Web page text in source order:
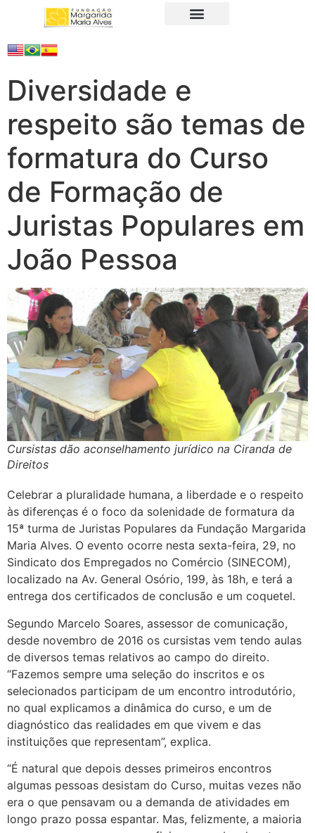
Diversidade e
respeito são temas de
formatura do Curso
de Formação de
Juristas Populares em
João Pessoa
Cursistas dão aconselhamento jurídico na Ciranda de
Direitos
Celebrar a pluralidade humana, a liberdade e o respeito
às diferenças é o foco da solenidade de formatura da
15ª turma de Juristas Populares da Fundação Margarida
Maria Alves. O evento ocorre nesta sexta-feira, 29, no
Sindicato dos Empregados no Comércio (SINECOM),
localizado na Av. General Osório, 199, às 18h, e terá a
entrega dos certificados de conclusão e um coquetel.
Segundo Marcelo Soares, assessor de comunicação,
desde novembro de 2016 os cursistas vem tendo aulas
de diversos temas relativos ao campo do direito.
“Fazemos sempre uma seleção do inscritos e os
selecionados participam de um encontro introdutório,
no qual explicamos a dinâmica do curso, e um de
diagnóstico das realidades em que vivem e das
instituições que representam”, explica.
“É natural que depois desses primeiros encontros
algumas pessoas desistam do Curso, muitas vezes não
era o que pensavam ou a demanda de atividades em
longo prazo possa espantar. Mas, felizmente, a maioria